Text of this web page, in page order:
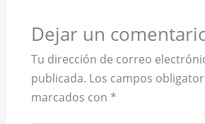
Dejar un
Tu dirección de correo
publicada. Los campos
marcados con *